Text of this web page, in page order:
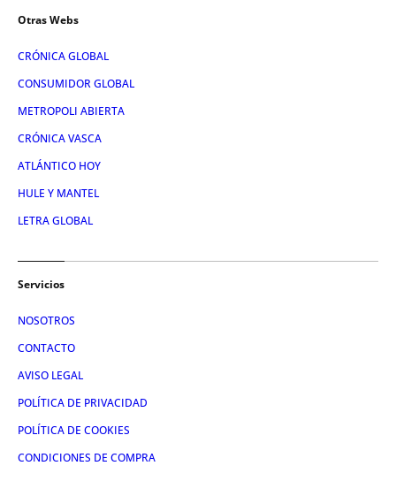
Otras Webs
CRÓNICA GLOBAL
CONSUMIDOR GLOBAL
METROPOLI ABIERTA
CRÓNICA VASCA
ATLÁNTICO HOY
HULE Y MANTEL
LETRA GLOBAL
Servicios
NOSOTROS
CONTACTO
AVISO LEGAL
POLÍTICA DE PRIVACIDAD
POLÍTICA DE COOKIES
CONDICIONES DE COMPRA